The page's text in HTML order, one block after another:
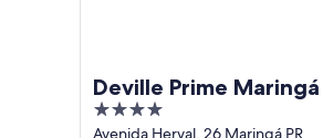
Deville Prime Maringá
4
Avenida Herval, 26 Maringá PR